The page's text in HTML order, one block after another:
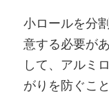
小ロールを分
意する必要が
して、アルミ
がりを防ぐこ